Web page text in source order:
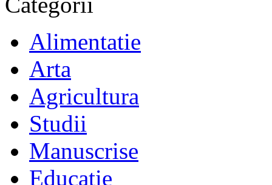
Alimentatie
Arta
Agricultura
Studii
Manuscrise
Educatie